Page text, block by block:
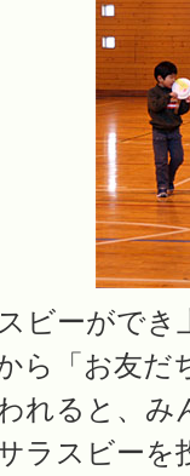
ビーができ
ら「お友だ
れると、み
ラスビーを